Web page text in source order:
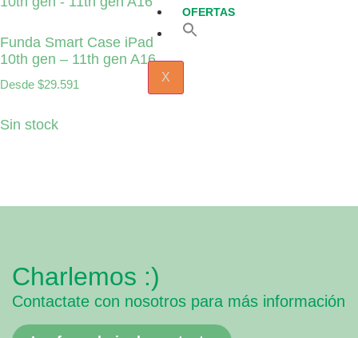
OFERTAS
Search
X
Funda Smart Case iPad
10th gen – 11th gen A16
Desde $29.591
Sin stock
Charlemos :)
Contactate con nosotros para más información